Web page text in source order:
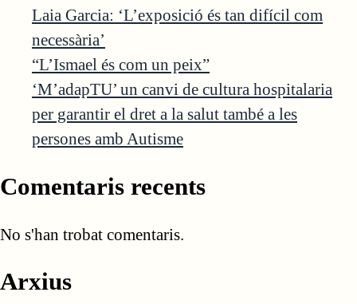
Laia Garcia: ‘L’exposició és tan difícil com
necessària’
“L’Ismael és com un peix”
‘M’adapTU’ un canvi de cultura hospitalaria
per garantir el dret a la salut també a les
persones amb Autisme
Comentaris recents
No s'han trobat comentaris.
Arxius